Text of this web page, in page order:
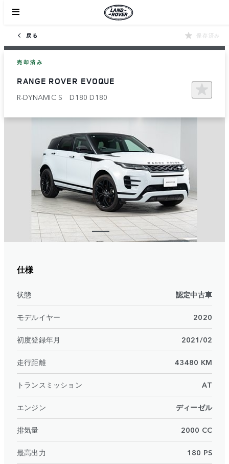
戻る 保存済み
売却済み
RANGE ROVER EVOQUE
R-DYNAMIC S D180 D180
仕様
状態 認定中古車
モデルイヤー 2020
初度登録年月 2021/02
走行距離 43480 KM
トランスミッション AT
エンジン ディーゼル
排気量 2000 CC
最高出力 180 PS